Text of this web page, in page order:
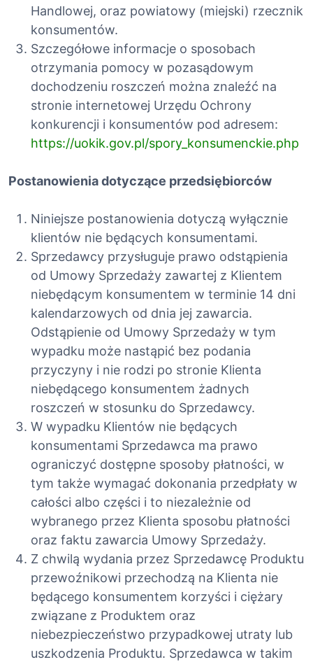
Handlowej, oraz powiatowy (miejski) rzecznik
konsumentów.
Szczegółowe informacje o sposobach
otrzymania pomocy w pozasądowym
dochodzeniu roszczeń można znaleźć na
stronie internetowej Urzędu Ochrony
konkurencji i konsumentów pod adresem:
https://uokik.gov.pl/spory_konsumenckie.php
Postanowienia dotyczące przedsiębiorców
Niniejsze postanowienia dotyczą wyłącznie
klientów nie będących konsumentami.
Sprzedawcy przysługuje prawo odstąpienia
od Umowy Sprzedaży zawartej z Klientem
niebędącym konsumentem w terminie 14 dni
kalendarzowych od dnia jej zawarcia.
Odstąpienie od Umowy Sprzedaży w tym
wypadku może nastąpić bez podania
przyczyny i nie rodzi po stronie Klienta
niebędącego konsumentem żadnych
roszczeń w stosunku do Sprzedawcy.
W wypadku Klientów nie będących
konsumentami Sprzedawca ma prawo
ograniczyć dostępne sposoby płatności, w
tym także wymagać dokonania przedpłaty w
całości albo części i to niezależnie od
wybranego przez Klienta sposobu płatności
oraz faktu zawarcia Umowy Sprzedaży.
Z chwilą wydania przez Sprzedawcę Produktu
przewoźnikowi przechodzą na Klienta nie
będącego konsumentem korzyści i ciężary
związane z Produktem oraz
niebezpieczeństwo przypadkowej utraty lub
uszkodzenia Produktu. Sprzedawca w takim